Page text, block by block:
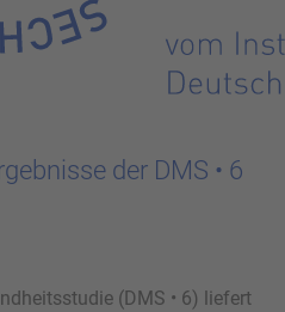
der DMS • 6
(DMS • 6) liefert